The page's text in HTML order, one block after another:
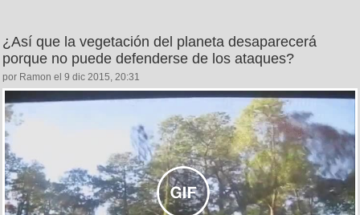
¿Así que la vegetación del planeta desaparecerá
porque no puede defenderse de los ataques?
por Ramon el 9 dic 2015, 20:31